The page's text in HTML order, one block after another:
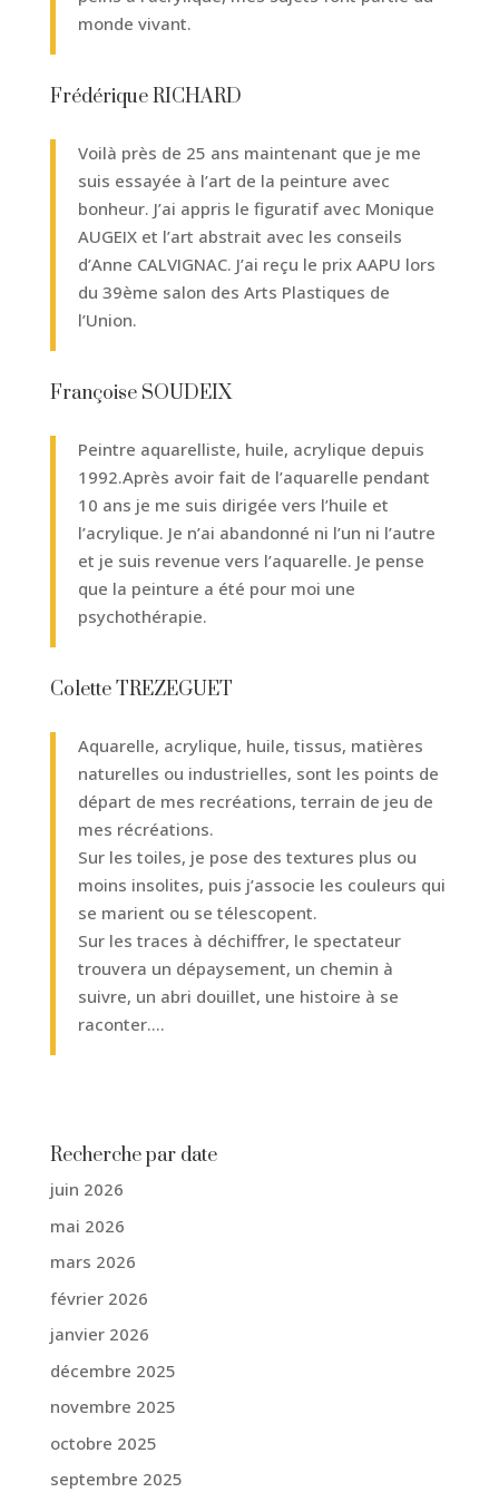
monde vivant.
Frédérique RICHARD
Voilà près de 25 ans maintenant que je me
suis essayée à l’art de la peinture avec
bonheur. J’ai appris le figuratif avec Monique
AUGEIX et l’art abstrait avec les conseils
d’Anne CALVIGNAC. J’ai reçu le prix AAPU lors
du 39ème salon des Arts Plastiques de
l’Union.
Françoise SOUDEIX
Peintre aquarelliste, huile, acrylique depuis
1992.Après avoir fait de l’aquarelle pendant
10 ans je me suis dirigée vers l’huile et
l’acrylique. Je n’ai abandonné ni l’un ni l’autre
et je suis revenue vers l’aquarelle. Je pense
que la peinture a été pour moi une
psychothérapie.
Colette TREZEGUET
Aquarelle, acrylique, huile, tissus, matières
naturelles ou industrielles, sont les points de
départ de mes recréations, terrain de jeu de
mes récréations.
Sur les toiles, je pose des textures plus ou
moins insolites, puis j’associe les couleurs qui
se marient ou se télescopent.
Sur les traces à déchiffrer, le spectateur
trouvera un dépaysement, un chemin à
suivre, un abri douillet, une histoire à se
raconter….
Recherche par date
juin 2026
mai 2026
mars 2026
février 2026
janvier 2026
décembre 2025
novembre 2025
octobre 2025
septembre 2025